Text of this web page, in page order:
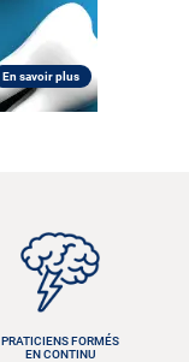
En savoir plus
PRATICIENS FORMÉS
EN CONTINU